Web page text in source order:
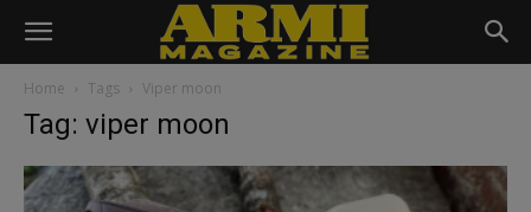
Home Tags Viper moon
Tag: viper moon